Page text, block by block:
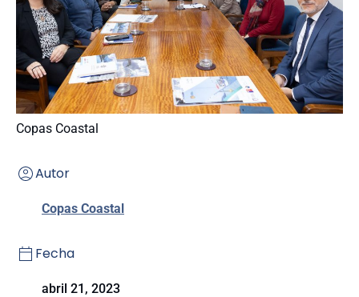
Copas Coastal
Autor
Copas Coastal
Fecha
abril 21, 2023